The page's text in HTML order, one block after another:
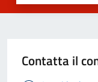
Contatta il